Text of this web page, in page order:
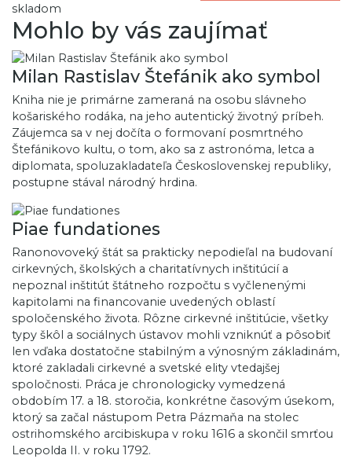
skladom
Mohlo by vás zaujímať
Milan Rastislav Štefánik ako symbol
Kniha nie je primárne zameraná na osobu slávneho
košariského rodáka, na jeho autentický životný príbeh.
Záujemca sa v nej dočíta o formovaní posmrtného
Štefánikovo kultu, o tom, ako sa z astronóma, letca a
diplomata, spoluzakladateľa Československej republiky,
postupne stával národný hrdina.
Piae fundationes
Ranonovoveký štát sa prakticky nepodieľal na budovaní
cirkevných, školských a charitatívnych inštitúcií a
nepoznal inštitút štátneho rozpočtu s vyčlenenými
kapitolami na financovanie uvedených oblastí
spoločenského života. Rôzne cirkevné inštitúcie, všetky
typy škôl a sociálnych ústavov mohli vzniknúť a pôsobiť
len vďaka dostatočne stabilným a výnosným základinám,
ktoré zakladali cirkevné a svetské elity vtedajšej
spoločnosti. Práca je chronologicky vymedzená
obdobím 17. a 18. storočia, konkrétne časovým úsekom,
ktorý sa začal nástupom Petra Pázmaňa na stolec
ostrihomského arcibiskupa v roku 1616 a skončil smrťou
Leopolda II. v roku 1792.